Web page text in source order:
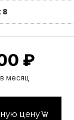
8
₽
месяц
цену